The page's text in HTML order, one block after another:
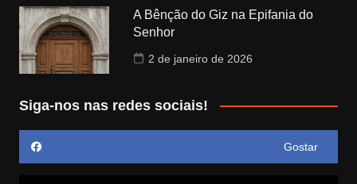
A Bênção do Giz na Epifania do
Senhor
2 de janeiro de 2026
Siga-nos nas redes sociais!
Gostar